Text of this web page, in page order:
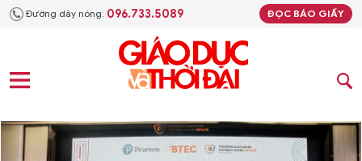
Đường dây nóng: 096.733.5089 ĐỌC BÁO GIẤY